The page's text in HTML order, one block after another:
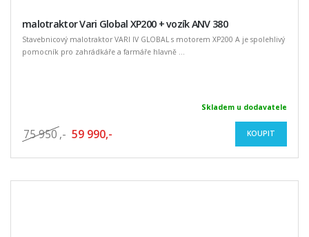
malotraktor Vari Global XP200 + vozík ANV 380
Stavebnicový malotraktor VARI IV GLOBAL s motorem XP200 A je spolehlivý
pomocník pro zahrádkáře a farmáře hlavně ...
Skladem u dodavatele
75 950 ,- 59 990,- KOUPIT